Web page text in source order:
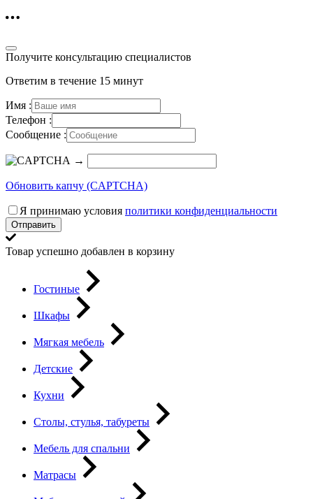
Получите консультацию специалистов
Ответим в течение 15 минут
Имя :
Телефон :
Сообщение :
→
Обновить капчу (CAPTCHA)
Я принимаю условия политики конфиденциальности
Отправить
Товар успешно добавлен в корзину
Гостиные
Шкафы
Мягкая мебель
Детские
Кухни
Столы, стулья, табуреты
Мебель для спальни
Матрасы